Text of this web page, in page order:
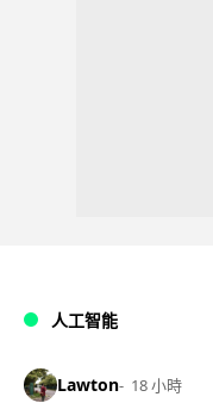
人工智能
Lawton 18 小時